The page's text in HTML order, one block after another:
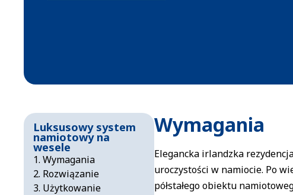
Luksusowy system
namiotowy na
wesele
Wymagania
Rozwiązanie
Użytkowanie
Wymagania
Elegancka irlandzka
uroczystości w namiocie. Po
półstałego obiektu